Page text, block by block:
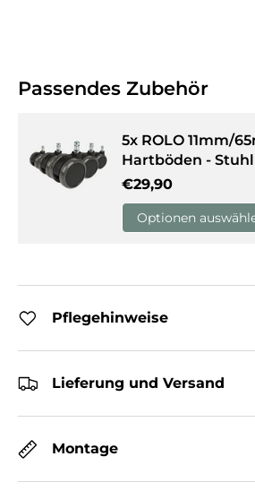
Passendes Zubehör
5x ROLO 11mm/
Hartböden -
Normaler Preis
€29,90
Optionen
Pflegehinweise
Lieferung und Versand
Montage